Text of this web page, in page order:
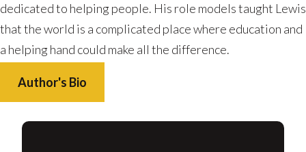
dedicated to helping people. His role models taught Lewis
that the world is a complicated place where education and
a helping hand could make all the difference.
Author's Bio